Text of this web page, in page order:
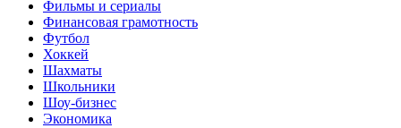
Фильмы и сериалы
Финансовая грамотность
Футбол
Хоккей
Шахматы
Школьники
Шоу-бизнес
Экономика